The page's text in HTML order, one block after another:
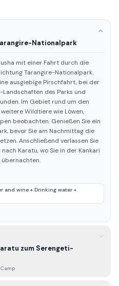
Nationalpark
mit einer Fahrt durch die
Tarangire-Nationalpark.
ausgiebige Pirschfahrt, bei der
des Parks und
Im Gebiet rund um den
Wildtiere wie Löwen,
beobachten. Genießen Sie ein
bevor Sie am Nachmittag die
Anschließend verlassen Sie
Karatu, wo Sie in der Kankari
übernachten.
and wine + Drinking water +
zum Serengeti-